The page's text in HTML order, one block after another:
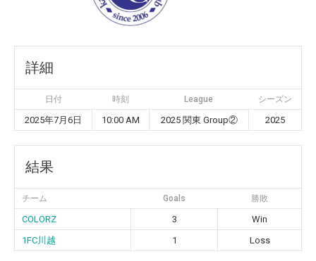
詳細
日付 時刻 League シーズン
2025年7月6日 10:00 AM 2025 関東 Group② 2025
結果
チーム Goals 勝敗
COLORZ 3
Win
1FC川越
1 Loss